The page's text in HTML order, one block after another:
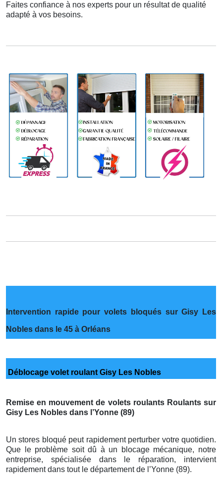
Faites confiance à nos experts pour un résultat de qualité
adapté à vos besoins.
Intervention rapide pour volets bloqués sur Gisy Les
Nobles dans le 45 à Orléans
Déblocage volet roulant Gisy Les Nobles
Remise en mouvement de volets roulants Roulants sur
Gisy Les Nobles dans l’Yonne (89)
Un stores bloqué peut rapidement perturber votre quotidien.
Que le problème soit dû à un blocage mécanique, notre
entreprise, spécialisée dans le réparation, intervient
rapidement dans tout le département de l’Yonne (89).